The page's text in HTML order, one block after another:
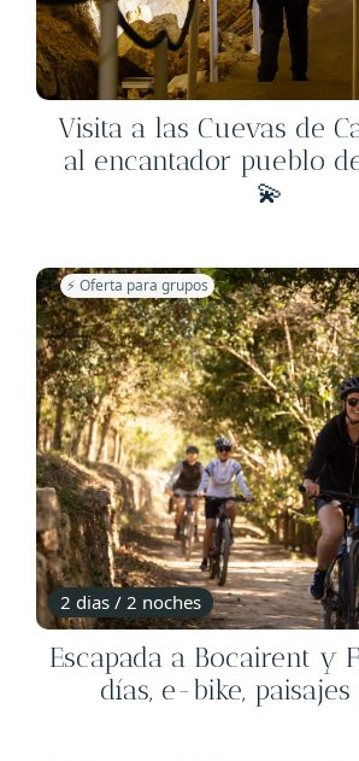
Visita a las Cuevas de
al encantador pueblo
💫
2 dias / 2 noches
⚡️ Oferta para grupos
Escapada a Bocairent y
días, e-bike,